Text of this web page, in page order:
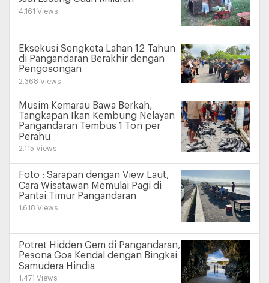
4.161 Views
Eksekusi Sengketa Lahan 12 Tahun
di Pangandaran Berakhir dengan
Pengosongan
2.368 Views
Musim Kemarau Bawa Berkah,
Tangkapan Ikan Kembung Nelayan
Pangandaran Tembus 1 Ton per
Perahu
2.115 Views
Foto : Sarapan dengan View Laut,
Cara Wisatawan Memulai Pagi di
Pantai Timur Pangandaran
1.618 Views
Potret Hidden Gem di Pangandaran,
Pesona Goa Kendal dengan Bingkai
Samudera Hindia
1.471 Views